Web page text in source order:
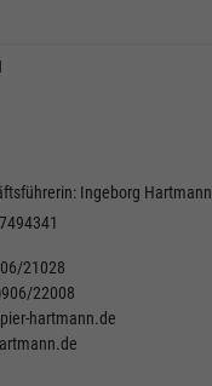
Ingeborg Hartmann
21028
22008
hartmann.de